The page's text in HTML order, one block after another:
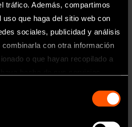
tráfico. Además, compartimos
uso que haga del sitio web con
sociales, publicidad y análisis
con otra información
o que hayan recopilado a
dirigida exclusivamente